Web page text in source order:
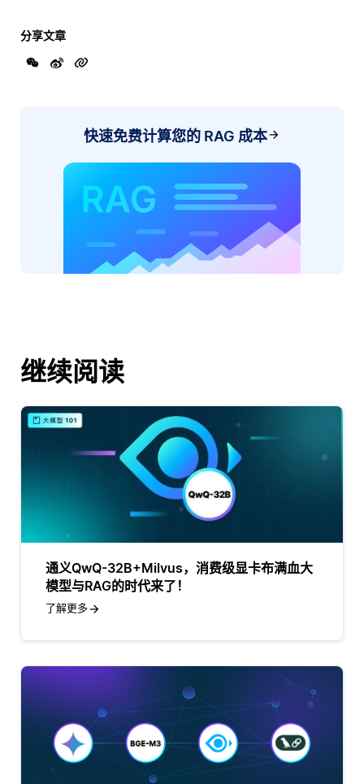
分享文章
快速免费计算您的 RAG 成本
继续阅读
通义QwQ-32B+Milvus，消费级显卡布满血大
模型与RAG的时代来了！
了解更多